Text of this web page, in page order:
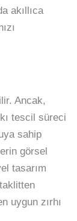
akıllıca
Ancak,
tescil süreci
sahip
görsel
tasarım
uygun zırhı